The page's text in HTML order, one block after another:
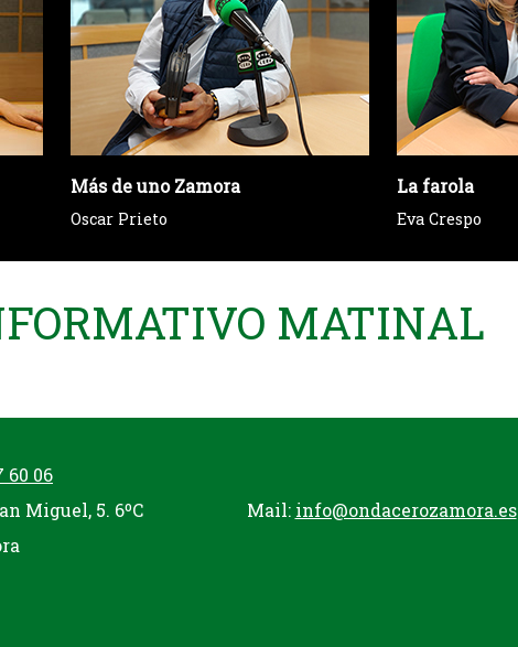
Más de uno Zamora
Oscar Prieto
La farola
Eva Crespo
MATINAL
60 06
Miguel, 5. 6ºC
Mail: info@ondacerozamora.es